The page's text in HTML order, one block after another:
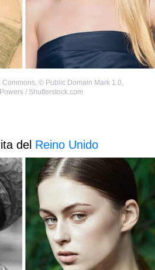
Commons, © Public Domain Mark 1.0,
/ Shutterstock.com
del Reino Unido